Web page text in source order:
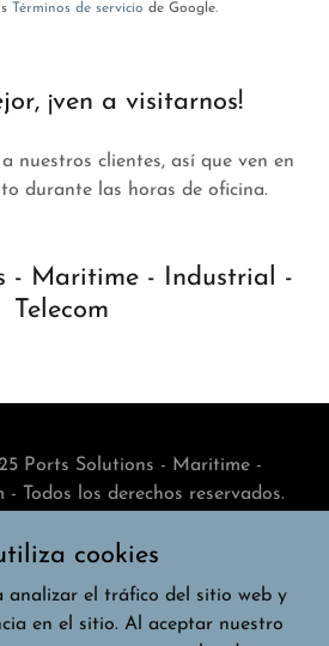
Términos de servicio de Google.
¡ven a visitarnos!
nuestros clientes, así que ven en
durante las horas de oficina.
- Maritime - Industrial -
Telecom
Ports Solutions - Maritime -
- Todos los derechos reservados.
cookies
analizar el tráfico del sitio web y
en el sitio. Al aceptar nuestro